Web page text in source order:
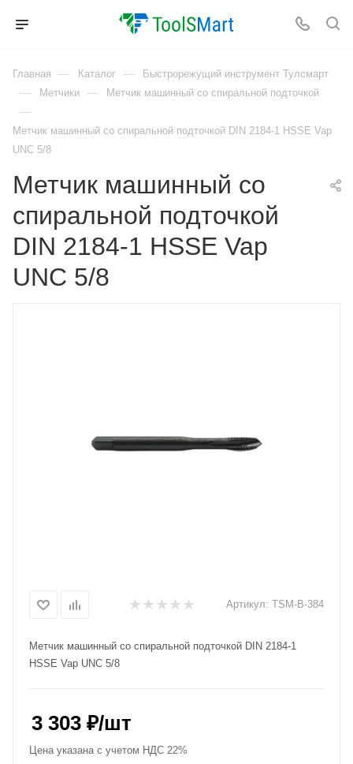
Главная — Каталог — Быстрорежущий инструмент Тулсмарт
— Метчики — Метчик машинный со спиральной подточкой
—
Метчик машинный со спиральной подточкой DIN 2184-1 HSSE Vap
UNC 5/8
Метчик машинный со
спиральной подточкой
DIN 2184-1 HSSE Vap
UNC 5/8
Артикул: TSM-B-384
Метчик машинный со спиральной подточкой DIN 2184-1
HSSE Vap UNC 5/8
3 303 ₽/шт
Цена указана с учетом НДС 22%